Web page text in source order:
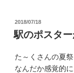
投
稿
日:
2018/07/18
駅のポスター
た～くさんの夏
なんだか感覚的に